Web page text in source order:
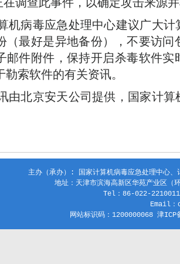
调查此事件，以确定攻击来源
机病毒应急处理中心建议广大
（最好是异地备份），不要访
邮件附件，保持开启杀毒软件
勒索软件的有关资讯。
由北京安天公司提供，国家计
主办（承办）: 国家计算机病毒应急处理中心
地址：天津市滨海高新区华苑产业区
Tel：86-022-
Email
网站标识码：1200000068 津